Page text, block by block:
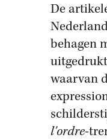
De
behagen
waarvan
l'ordre-